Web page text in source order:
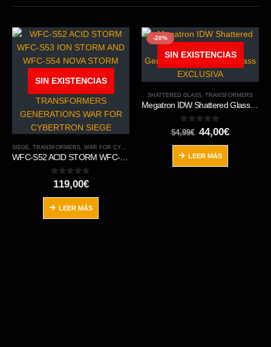
SIN EXISTENCIAS
SIEGE, TRANSFORMERS, WAR FOR CYBERTRON TRILOGY
WFC-S52 ACID STORM WFC-S53 ION STORM AND WFC-S54 NOVA STORM RAINMAKERS 3-PACK VOYAGER CLASS TRANSFORMERS GENERATIONS WAR FOR CYBERTRON SIEGE
0out of 5
119,00€
LEER MÁS
-20%
SIN EXISTENCIAS
SHATTERED GLASS, TRANSFORMERS
Megatron IDW Shattered Glass Transformers Generations Shattered Glass EXCLUSIVA
0out of 5
54,99€ El
precio
original
era:
54,99€.
44,00€El
LEER MÁS